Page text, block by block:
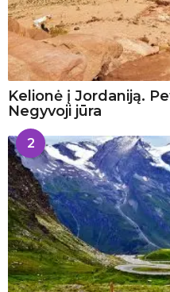
Kelionė į Jordaniją.
Negyvoji jūra
2